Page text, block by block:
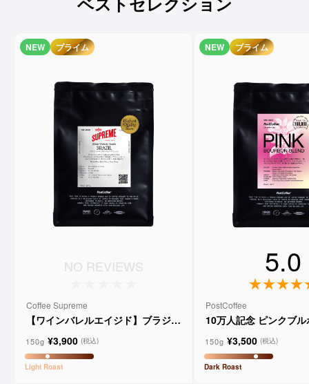
NEW プライム
NO REVIEWS
Coffee Supreme
【ワインバレルエイジド】ブラジル
ョ
150g ¥3,900 (税込)
Light Roast
NEW プライム
5.0
PostCoffee
10万人記念 ピンクブ
150g ¥3,500 (税込)
Dark Roast